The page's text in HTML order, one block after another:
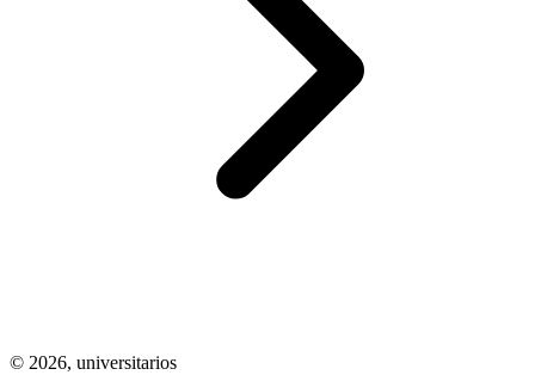
© 2026, universitarios